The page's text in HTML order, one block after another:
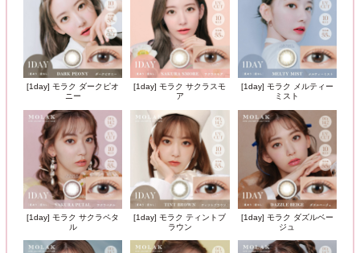
[1day] モラク ダークピオ
ニー
[1day] モラク サクラスモ
ア
[1day] モラク メルティー
ミスト
[1day] モラク サクラペタ
ル
[1day] モラク ティントブ
ラウン
[1day] モラク ダズルベー
ジュ